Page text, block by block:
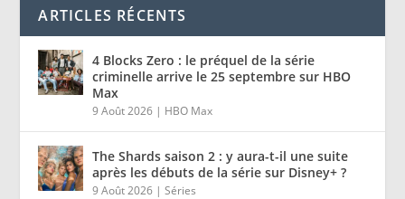
ARTICLES RÉCENTS
4 Blocks Zero : le préquel de la série
criminelle arrive le 25 septembre sur HBO
Max
9 Août 2026 | HBO Max
The Shards saison 2 : y aura-t-il une suite
après les débuts de la série sur Disney+ ?
9 Août 2026 |Séries